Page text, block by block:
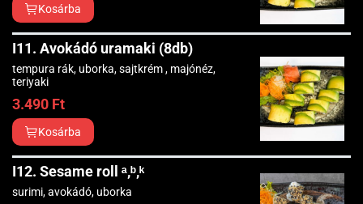
Kosárba
I11. Avokádó uramaki (8db)
tempura rák, uborka, sajtkrém , majónéz,
teriyaki
3.490 Ft
Kosárba
I12. Sesame roll ᵃ,ᵇ,ᵏ
surimi, avokádó, uborka